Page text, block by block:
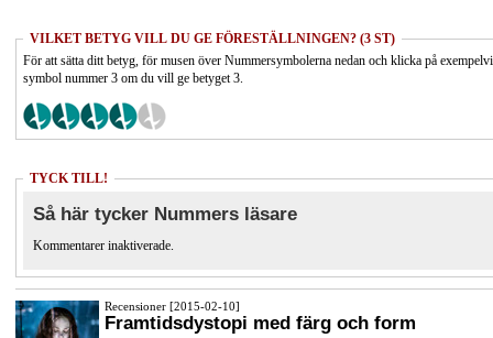
VILKET BETYG VILL DU GE FÖRESTÄLLNINGEN? (3 ST)
För att sätta ditt betyg, för musen över Nummersymbolerna nedan och klicka på
symbol nummer 3 om du vill ge betyget 3.
TYCK TILL!
Så här tycker Nummers läsare
Kommentarer inaktiverade.
Recensioner [2015-02-10]
Framtidsdystopi med färg och form